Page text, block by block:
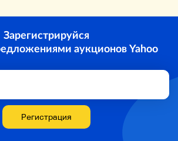
Зарегистрируйся
аукционов Yahoo
Регистрация